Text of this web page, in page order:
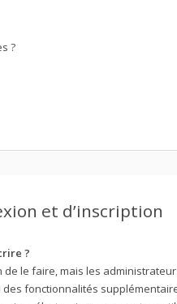
?
et d’inscription
?
de le faire, mais les
fonctionnalités